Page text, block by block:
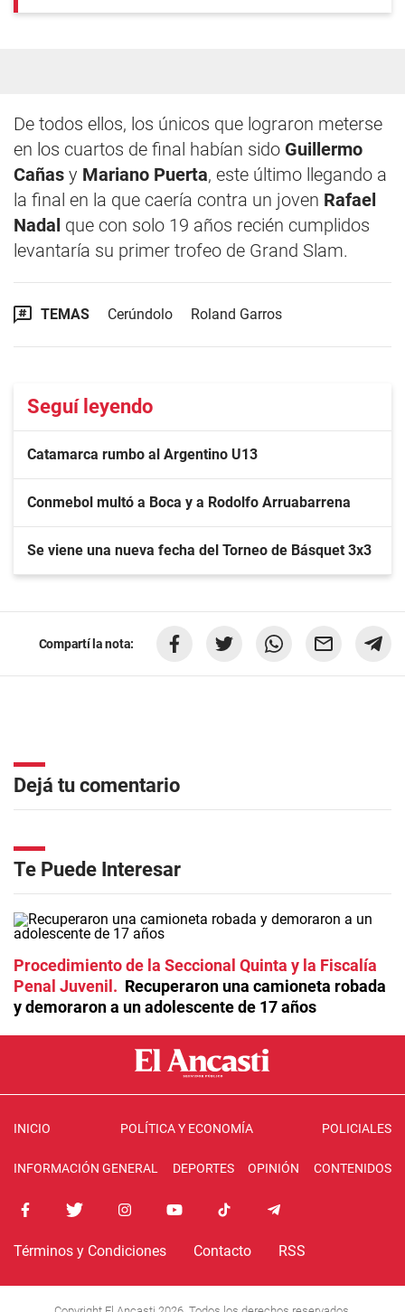
De todos ellos, los únicos que lograron meterse
en los cuartos de final habían sido Guillermo
Cañas y Mariano Puerta, este último llegando a
la final en la que caería contra un joven Rafael
Nadal que con solo 19 años recién cumplidos
levantaría su primer trofeo de Grand Slam.
TEMAS Cerúndolo Roland Garros
Seguí leyendo
Catamarca rumbo al Argentino U13
Conmebol multó a Boca y a Rodolfo Arruabarrena
Se viene una nueva fecha del Torneo de Básquet 3x3
Compartí la nota:
Dejá tu comentario
Te Puede Interesar
Procedimiento de la Seccional Quinta y la Fiscalía
Penal Juvenil
Recuperaron una camioneta robada
y demoraron a un adolescente de 17 años
INICIO POLÍTICA Y ECONOMÍA POLICIALES
INFORMACIÓN GENERAL DEPORTES OPINIÓN CONTENIDOS
Términos y Condiciones Contacto RSS